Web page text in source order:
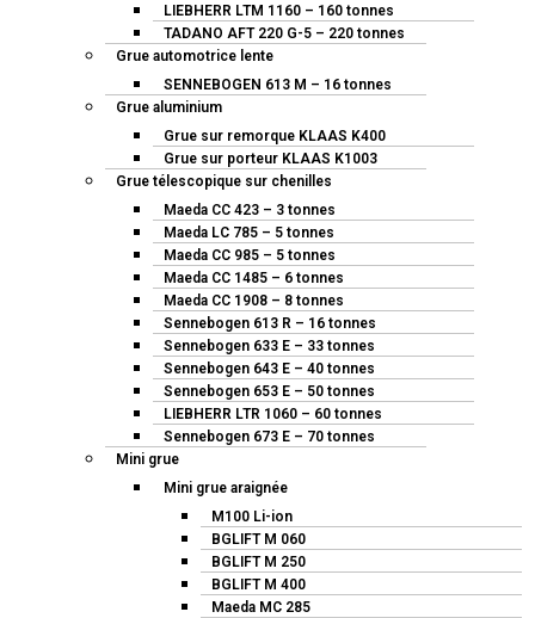
LIEBHERR LTM 1160 – 160 tonnes
TADANO AFT 220 G-5 – 220 tonnes
Grue automotrice lente
SENNEBOGEN 613 M – 16 tonnes
Grue aluminium
Grue sur remorque KLAAS K400
Grue sur porteur KLAAS K1003
Grue télescopique sur chenilles
Maeda CC 423 – 3 tonnes
Maeda LC 785 – 5 tonnes
Maeda CC 985 – 5 tonnes
Maeda CC 1485 – 6 tonnes
Maeda CC 1908 – 8 tonnes
Sennebogen 613 R – 16 tonnes
Sennebogen 633 E – 33 tonnes
Sennebogen 643 E – 40 tonnes
Sennebogen 653 E – 50 tonnes
LIEBHERR LTR 1060 – 60 tonnes
Sennebogen 673 E – 70 tonnes
Mini grue
Mini grue araignée
M100 Li-ion
BGLIFT M 060
BGLIFT M 250
BGLIFT M 400
Maeda MC 285